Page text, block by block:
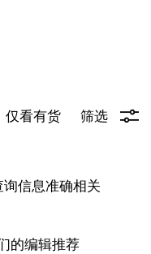
仅看有货 筛选
信息准确相关
的编辑推荐